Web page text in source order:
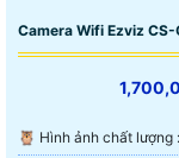
Camera Wifi Ezviz
🦉 Hình ảnh chất lượng :